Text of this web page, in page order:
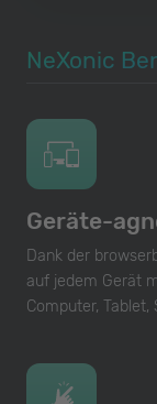
NeXonic
Geräte-
Dank der
auf jedem Gerät
Computer,